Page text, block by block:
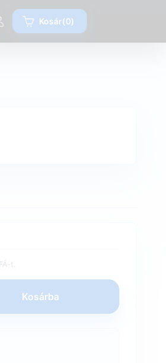
Kosár(0)
t.
Kosárba